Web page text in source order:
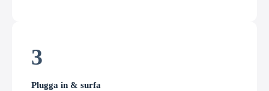
3
Plugga in & surfa